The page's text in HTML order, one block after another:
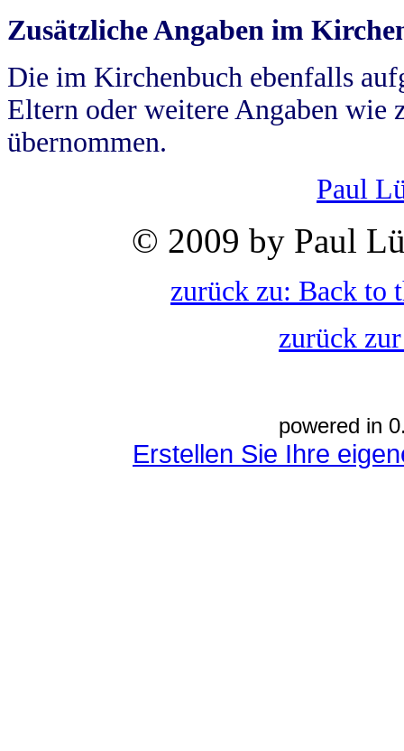
Zusätzliche Angaben im
Die im Kirchenbuch ebenfalls
Eltern oder weitere Angaben wie
übernommen.
Paul
© 2009 by Paul
zurück zu: Back to
zurück
powered in
Erstellen Sie Ihre